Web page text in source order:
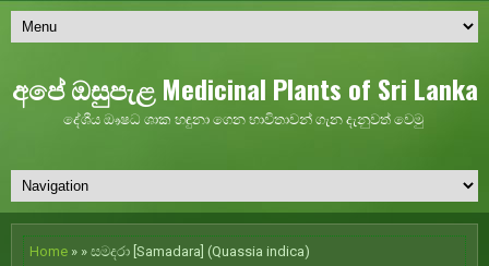
අපේ ඔසුපැළ Medicinal Plants of Sri Lanka
දේශීය ඖෂධ ශාක හඳුනා ගෙන භාවිතාවන් ගැන දැනුවත් වෙමු
Home » » සමදරා [Samadara] (Quassia indica)